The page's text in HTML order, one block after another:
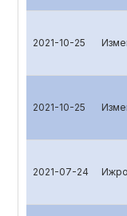
2021-10-25
2021-10-25
2021-07-24